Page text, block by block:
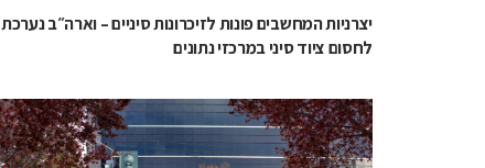
יצרניות המחשבים פונות לזיכרונות סיניים – וארה״ב נערכת
לחסום ציוד סיני במרכזי נתונים